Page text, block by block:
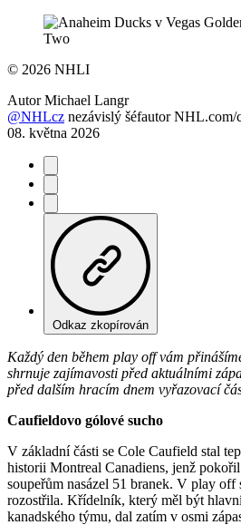
© 2026 NHLI
Autor Michael Langr
@NHLcz nezávislý šéfautor NHL.com/
08. května 2026
Odkaz zkopírován
Každý den během play off vám
shrnuje zajímavosti před aktuálními
před dalším hracím dnem vyřazovací
Caufieldovo gólové sucho
V základní části se Cole Caufield stal
historii Montreal Canadiens, jenž
soupeřům nasázel 51 branek. V play off
rozostřila. Křídelník, který měl být
kanadského týmu, dal zatím v osmi